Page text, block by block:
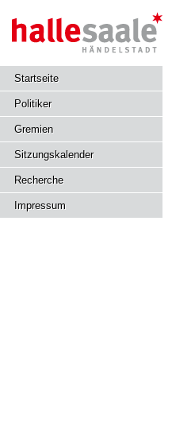
Startseite
Politiker
Gremien
Sitzungskalender
Recherche
Impressum